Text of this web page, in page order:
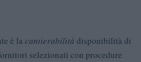
è la cantierabilità disponibilità di
selezionati con procedure